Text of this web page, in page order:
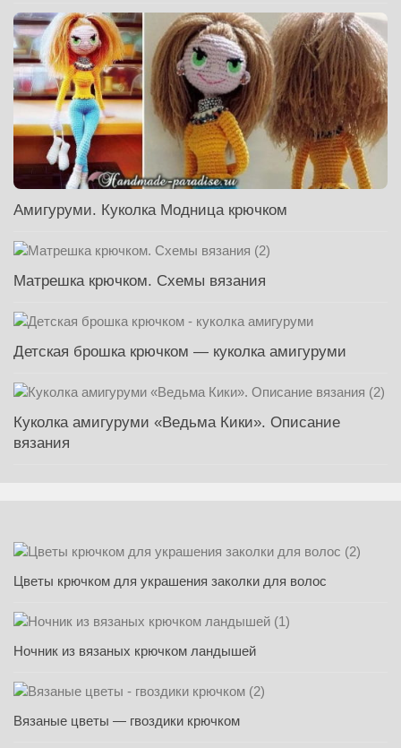
Амигуруми. Куколка Модница крючком
Матрешка крючком. Схемы вязания
Детская брошка крючком — куколка амигуруми
Куколка амигуруми «Ведьма Кики». Описание
вязания
Цветы крючком для украшения заколки для волос
Ночник из вязаных крючком ландышей
Вязаные цветы — гвоздики крючком